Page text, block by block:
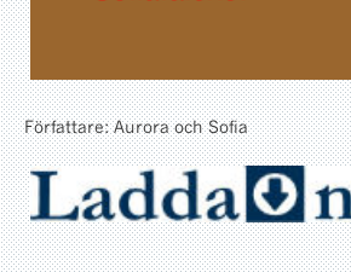
Författare: Aurora och Sofia